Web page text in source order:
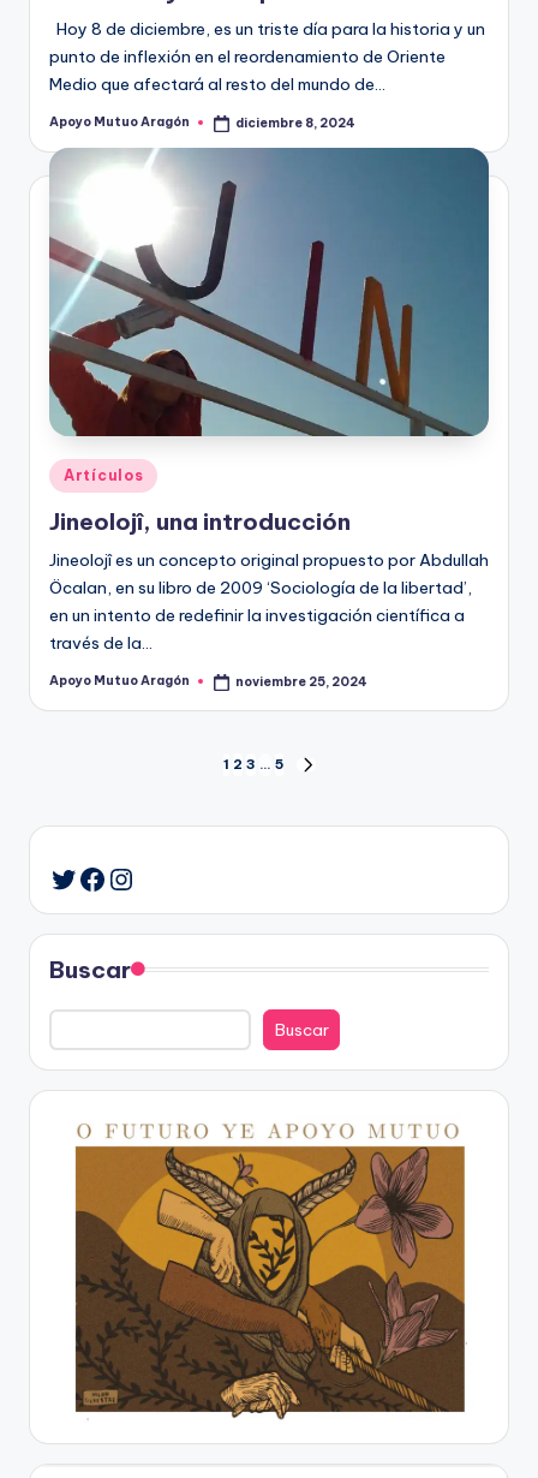
Hoy 8 de diciembre, es un triste día para la historia y un
punto de inflexión en el reordenamiento de Oriente
Medio que afectará al resto del mundo de…
Publicado
Apoyo Mutuo Aragón diciembre 8, 2024
Publicado
en
Artículos
Jineolojî, una introducción
Jineolojî es un concepto original propuesto por Abdullah
Öcalan, en su libro de 2009 ‘Sociología de la libertad’,
en un intento de redefinir la investigación científica a
través de la…
Publicado
Apoyo Mutuo Aragón noviembre 25, 2024
Paginación
de
entradas
1 2 3 … 5
Twitter
Facebook
Instagram
Buscar
Buscar